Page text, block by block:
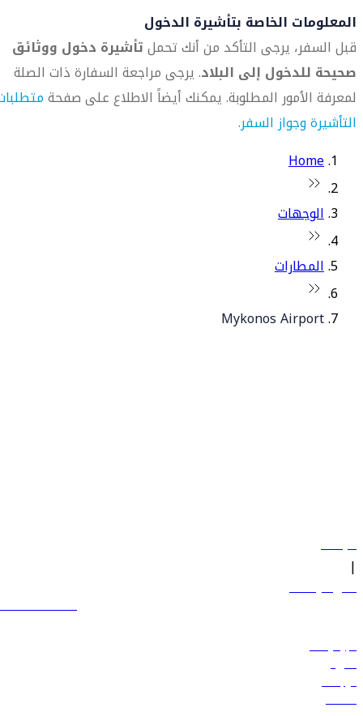
المعلومات الخاصة بتأشيرة الدخول
قبل السفر، يرجى التأكد من أنك تحملتأشيرة دخول ووثائق
صحيحة للدخول إلى البلاد. يرجى مراجعة السفارة ذات الصلة
لمعرفة الأمور المطلوبة. يمكنك أيضاً الاطلاع على صفحة
التأشيرة وجواز السفر.
Home
الوجهات
المطارات
Mykonos Airport
سياساتنا
|
الشروط والأحكام
600 544 445
حجز الرحلات
العروض
الوجهات
الأمتعة